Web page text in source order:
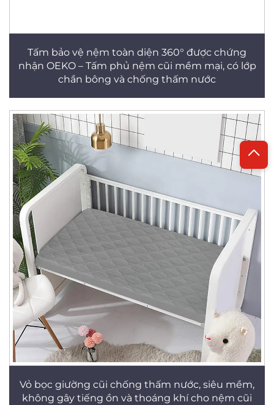
Tấm bảo vệ nệm toàn diện 360° được chứng
nhận OEKO – Tấm phủ nệm cũi mềm mại, có lớp
chần bông và chống thấm nước
Vỏ bọc giường cũi chống thấm nước, siêu mềm,
không gây tiếng ồn và thoáng khí cho nệm cũi